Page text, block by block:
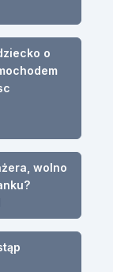
o
wolno